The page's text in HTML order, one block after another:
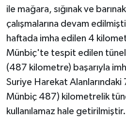
ile mağara, sığınak ve
çalışmalarına devam
haftada imha edilen 4
Münbiç'te tespit edilen tünel
(487 kilometre) başarıyla
Suriye Harekat
Münbiç 487) kilometrelik
kullanılamaz hale